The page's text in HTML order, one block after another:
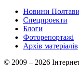
Новини Полтави
Спецпроекти
Блоги
Фоторепортажі
Архів матеріалів
© 2009 – 2026